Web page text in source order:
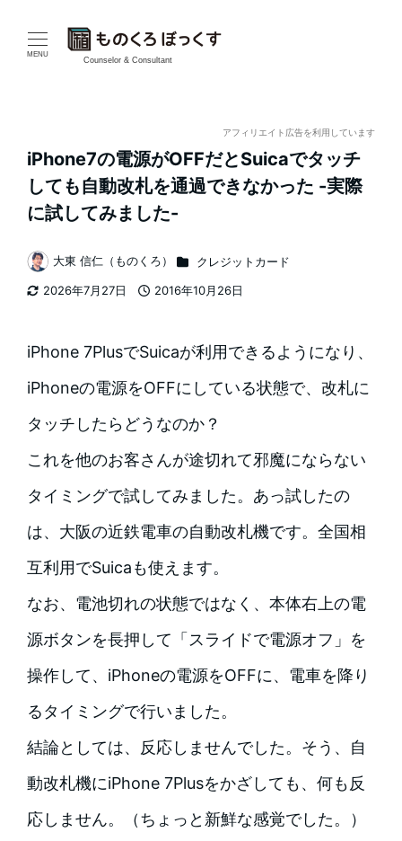
MENU
Counselor & Consultant
アフィリエイト広告を利用しています
iPhone7の電源がOFFだとSuicaでタッチ
しても自動改札を通過できなかった -実際
に試してみました-
2026年7月27日
2016年10月26日
著
者
大東 信仁（ものくろ） カテゴリー
クレジットカード
iPhone 7PlusでSuicaが利用できるようになり、
iPhoneの電源をOFFにしている状態で、改札に
タッチしたらどうなのか？
これを他のお客さんが途切れて邪魔にならない
タイミングで試してみました。あっ試したの
は、大阪の近鉄電車の自動改札機です。全国相
互利用でSuicaも使えます。
なお、電池切れの状態ではなく、本体右上の電
源ボタンを長押して「スライドで電源オフ」を
操作して、iPhoneの電源をOFFに、電車を降り
るタイミングで行いました。
結論としては、反応しませんでした。そう、自
動改札機にiPhone 7Plusをかざしても、何も反
応しません。（ちょっと新鮮な感覚でした。）